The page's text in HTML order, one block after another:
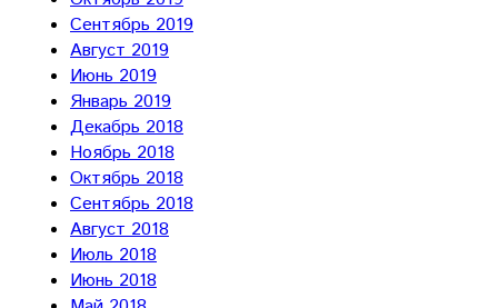
Сентябрь 2019
Август 2019
Июнь 2019
Январь 2019
Декабрь 2018
Ноябрь 2018
Октябрь 2018
Сентябрь 2018
Август 2018
Июль 2018
Июнь 2018